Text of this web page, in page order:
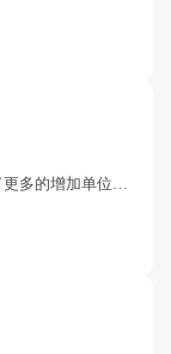
鄂式破碎机的堵料问题其实还是挺多见的，为了更多的增加单位时间的破碎量，然后导致了破碎机被堵塞了。当然，并不是说只有鄂式破碎机才是这个样子，很多矿山设备或者类似的